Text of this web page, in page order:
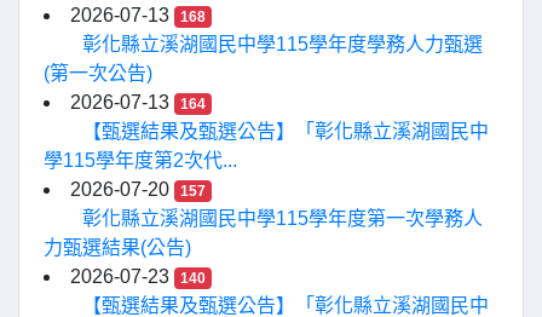
2026-07-13
168
彰化縣立溪湖國民中學115學年度學務人力甄選
(第一次公告)
2026-07-13
164
【甄選結果及甄選公告】「彰化縣立溪湖國民中
學115學年度第2次代...
2026-07-20
157
彰化縣立溪湖國民中學115學年度第一次學務人
力甄選結果(公告)
2026-07-23
140
【甄選結果及甄選公告】「彰化縣立溪湖國民中